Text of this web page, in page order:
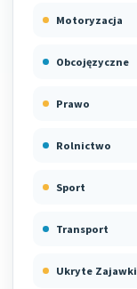
Motoryzacja
Obcojęzyczne
Prawo
Rolnictwo
Sport
Transport
Ukryte Zajawki